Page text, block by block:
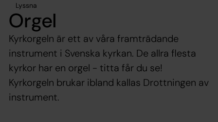
Lyssna
Orgel
Kyrkorgeln är ett av våra framträdande
instrument i Svenska kyrkan. De allra flesta
kyrkor har en orgel - titta får du se!
Kyrkorgeln brukar ibland kallas Drottningen av
instrument.